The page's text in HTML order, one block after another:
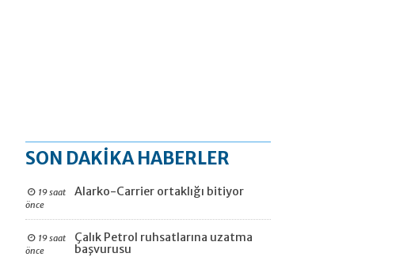
SON DAKİKA HABERLER
19 saat
önce
Alarko-Carrier ortaklığı bitiyor
19 saat
önce
Çalık Petrol ruhsatlarına uzatma
başvurusu